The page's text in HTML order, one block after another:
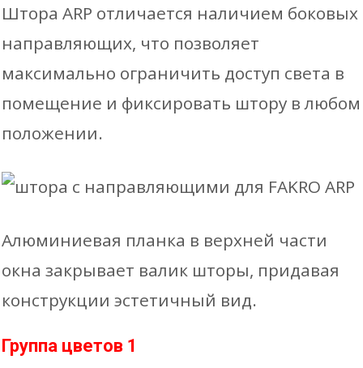
Штора ARP отличается наличием боковых
направляющих, что позволяет
максимально ограничить доступ света в
помещение и фиксировать штору в любом
положении.
Алюминиевая планка в верхней части
окна закрывает валик шторы, придавая
конструкции эстетичный вид.
Группа цветов 1